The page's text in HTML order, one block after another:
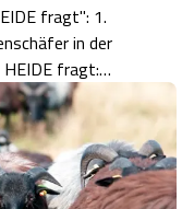
fragt": 1.
in der
HEIDE fragt:
koordiniert